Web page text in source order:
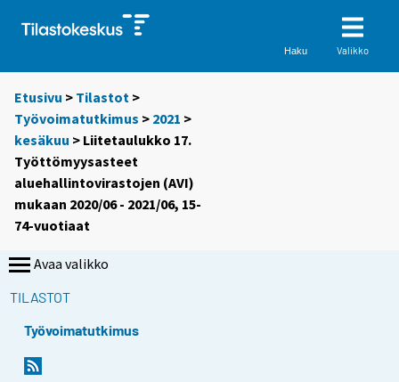
Haku Valikko
Etusivu > Tilastot >
Työvoimatutkimus > 2021 >
kesäkuu > Liitetaulukko 17.
Työttömyysasteet
aluehallintovirastojen (AVI)
mukaan 2020/06 - 2021/06, 15-
74-vuotiaat
Avaa valikko
TILASTOT
Työvoimatutkimus